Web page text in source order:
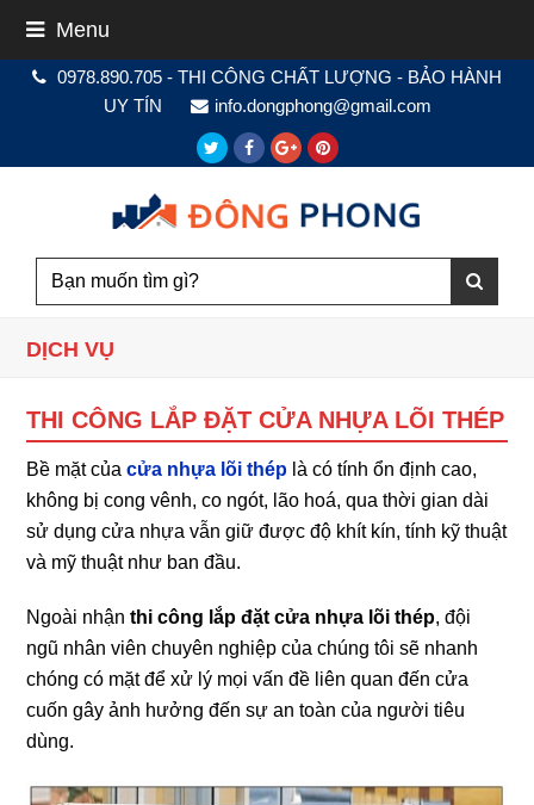
Menu
0978.890.705 - THI CÔNG CHẤT LƯỢNG - BẢO HÀNH
UY TÍN
info.dongphong@gmail.com
TwitterFacebook
GooglePinterest
DỊCH VỤ
THI CÔNG LẮP ĐẶT CỬA NHỰA LÕI THÉP
Bề mặt củacửa nhựa lõi thép là có tính ổn định cao,
không bị cong vênh, co ngót, lão hoá, qua thời gian dài
sử dụng cửa nhựa vẫn giữ được độ khít kín, tính kỹ thuật
và mỹ thuật như ban đầu.
Ngoài nhậnthi công lắp đặt cửa nhựa lõi thép, đội
ngũ nhân viên chuyên nghiệp của chúng tôi sẽ nhanh
chóng có mặt để xử lý mọi vấn đề liên quan đến cửa
cuốn gây ảnh hưởng đến sự an toàn của người tiêu
dùng.